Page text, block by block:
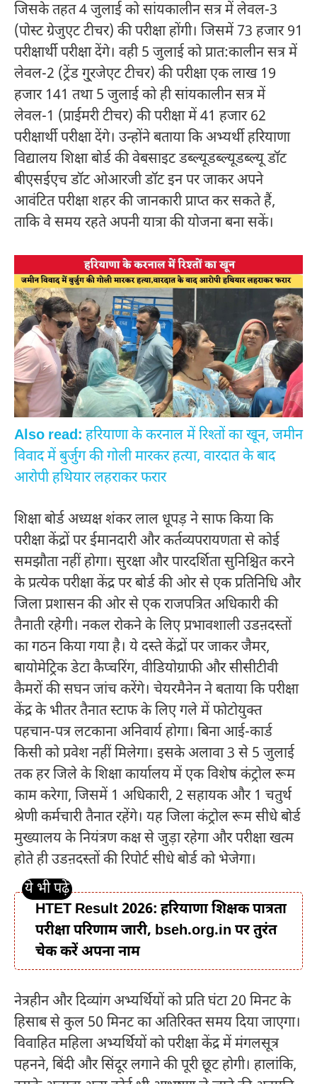
जिसके तहत 4 जुलाई को सांयकालीन सत्र में लेवल-3
(पोस्ट ग्रेजुएट टीचर) की परीक्षा होंगी। जिसमें 73 हजार 91
परीक्षार्थी परीक्षा देंगे। वही 5 जुलाई को प्रात:कालीन सत्र में
लेवल-2 (ट्रेंड गु्रजेएट टीचर) की परीक्षा एक लाख 19
हजार 141 तथा 5 जुलाई को ही सांयकालीन सत्र में
लेवल-1 (प्राईमरी टीचर) की परीक्षा में 41 हजार 62
परीक्षार्थी परीक्षा देंगे। उन्होंने बताया कि अभ्यर्थी हरियाणा
विद्यालय शिक्षा बोर्ड की वेबसाइट डब्ल्यूडब्ल्यूडब्ल्यू डॉट
बीएसईएच डॉट ओआरजी डॉट इन पर जाकर अपने
आवंटित परीक्षा शहर की जानकारी प्राप्त कर सकते हैं,
ताकि वे समय रहते अपनी यात्रा की योजना बना सकें।
Also read: हरियाणा के करनाल में रिश्तों का खून, जमीन
विवाद में बुर्जुग की गोली मारकर हत्या, वारदात के बाद
आरोपी हथियार लहराकर फरार
शिक्षा बोर्ड अध्यक्ष शंकर लाल धूपड़ ने साफ किया कि
परीक्षा केंद्रों पर ईमानदारी और कर्तव्यपरायणता से कोई
समझौता नहीं होगा। सुरक्षा और पारदर्शिता सुनिश्चित करने
के प्रत्येक परीक्षा केंद्र पर बोर्ड की ओर से एक प्रतिनिधि और
जिला प्रशासन की ओर से एक राजपत्रित अधिकारी की
तैनाती रहेगी। नकल रोकने के लिए प्रभावशाली उडऩदस्तों
का गठन किया गया है। ये दस्ते केंद्रों पर जाकर जैमर,
बायोमेट्रिक डेटा कैप्चरिंग, वीडियोग्राफी और सीसीटीवी
कैमरों की सघन जांच करेंगे। चेयरमैनेन ने बताया कि परीक्षा
केंद्र के भीतर तैनात स्टाफ के लिए गले में फोटोयुक्त
पहचान-पत्र लटकाना अनिवार्य होगा। बिना आई-कार्ड
किसी को प्रवेश नहीं मिलेगा। इसके अलावा 3 से 5 जुलाई
तक हर जिले के शिक्षा कार्यालय में एक विशेष कंट्रोल रूम
काम करेगा, जिसमें 1 अधिकारी, 2 सहायक और 1 चतुर्थ
श्रेणी कर्मचारी तैनात रहेंगे। यह जिला कंट्रोल रूम सीधे बोर्ड
मुख्यालय के नियंत्रण कक्ष से जुड़ा रहेगा और परीक्षा खत्म
होते ही उडऩदस्तों की रिपोर्ट सीधे बोर्ड को भेजेगा।
HTET Result 2026: हरियाणा शिक्षक पात्रता
परीक्षा परिणाम जारी, bseh.org.in पर तुरंत
चेक करें अपना नाम
नेत्रहीन और दिव्यांग अभ्यर्थियों को प्रति घंटा 20 मिनट के
हिसाब से कुल 50 मिनट का अतिरिक्त समय दिया जाएगा।
विवाहित महिला अभ्यर्थियों को परीक्षा केंद्र में मंगलसूत्र
पहनने, बिंदी और सिंदूर लगाने की पूरी छूट होगी। हालांकि,